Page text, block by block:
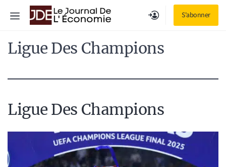
S'abonner
Menu
Ligue Des Champions
Ligue Des Champions